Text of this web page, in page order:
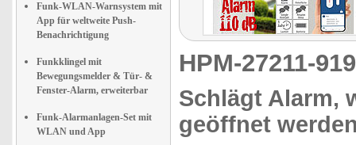
Funk-WLAN-Warnsystem mit
App für weltweite Push-
Benachrichtigung
Funkklingel mit
Bewegungsmelder & Tür- &
Fenster-Alarm, erweiterbar
Funk-Alarmanlagen-Set mit
WLAN und App
HPM-27211-
Schlägt Alarm,
geöffnet